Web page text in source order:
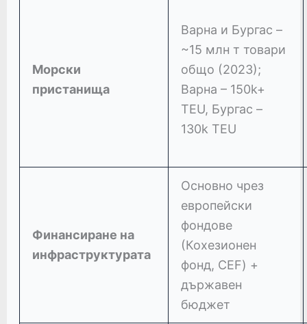
Морски
пристанища
Варна и Бургас –
~15 млн т товари
общо (2023);
Варна – 150k+
TEU, Бургас –
130k TEU
Финансиране на
инфраструктурата
Основно чрез
европейски
фондове
(Кохезионен
фонд, CEF) +
държавен
бюджет